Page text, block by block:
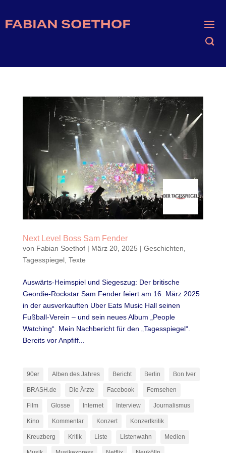
Next Level Boss Sam Fender
von Fabian Soethof| März 20, 2025 | Geschichten,
Tagesspiegel, Texte
Auswärts-Heimspiel und Siegeszug: Der britische
Geordie-Rockstar Sam Fender feiert am 16. März 2025
in der ausverkauften Uber Eats Music Hall seinen
Fußball-Verein – und sein neues Album „People
Watching“. Mein Nachbericht für den „Tagesspiegel“.
Bereits vor Anpfiff...
90er Alben des Jahres Bericht Berlin Bon Iver
BRASH.de Die Ärzte Facebook Fernsehen
Film Glosse Internet Interview Journalismus
Kino Kommentar Konzert Konzertkritik
Kreuzberg Kritik Liste Listenwahn Medien